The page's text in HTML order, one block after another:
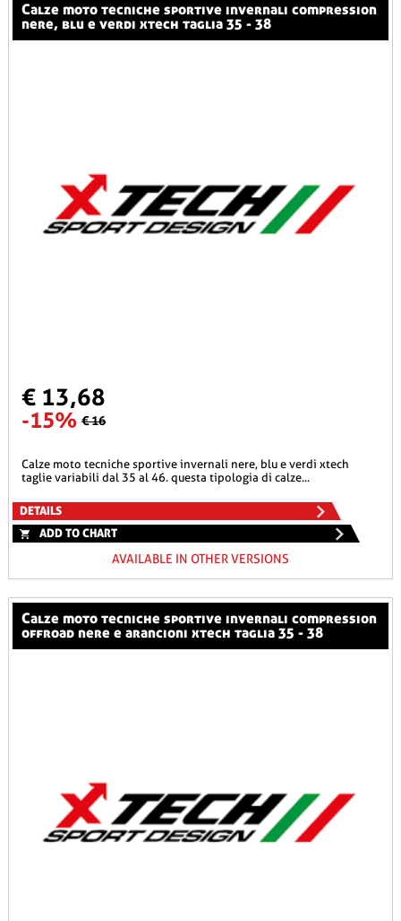
calze moto tecniche sportive invernali compression
nere, blu e verdi xtech taglia 35 - 38
€ 13,68
-15% € 16
calze moto tecniche sportive invernali nere, blu e verdi xtech
taglie variabili dal 35 al 46. questa tipologia di calze...
DETAILS
ADD TO CHART
AVAILABLE IN OTHER VERSIONS
calze moto tecniche sportive invernali compression
offroad nere e arancioni xtech taglia 35 - 38